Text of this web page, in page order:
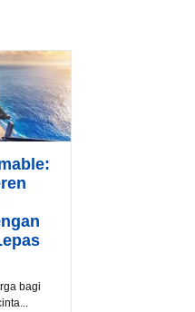
bagiWhatsApp